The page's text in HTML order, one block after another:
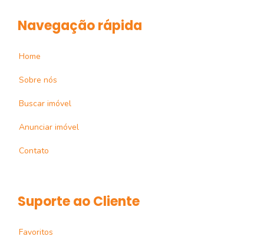
Navegação rápida
Home
Sobre nós
Buscar imóvel
Anunciar imóvel
Contato
Suporte ao Cliente
Favoritos